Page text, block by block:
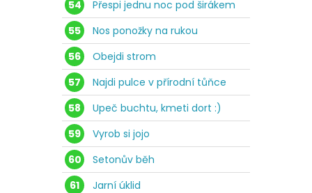
54
Přespi jednu noc pod širákem
55
Nos ponožky na rukou
56
Obejdi strom
57
Najdi pulce v přírodní tůňce
58
Upeč buchtu, kmeti dort :)
59
Vyrob si jojo
60
Setonův běh
61
Jarní úklid